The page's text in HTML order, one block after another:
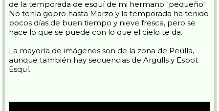
de la temporada de esquí de mi hermano "pequeño".
No tenía gopro hasta Marzo y la temporada ha tenido
pocos días de buen tiempo y nieve fresca, pero se
hace lo que se puede con lo que el cielo te da.
La mayoría de imágenes son de la zona de Peülla,
aunque también hay secuencias de Argulls y Espot
Esquí.